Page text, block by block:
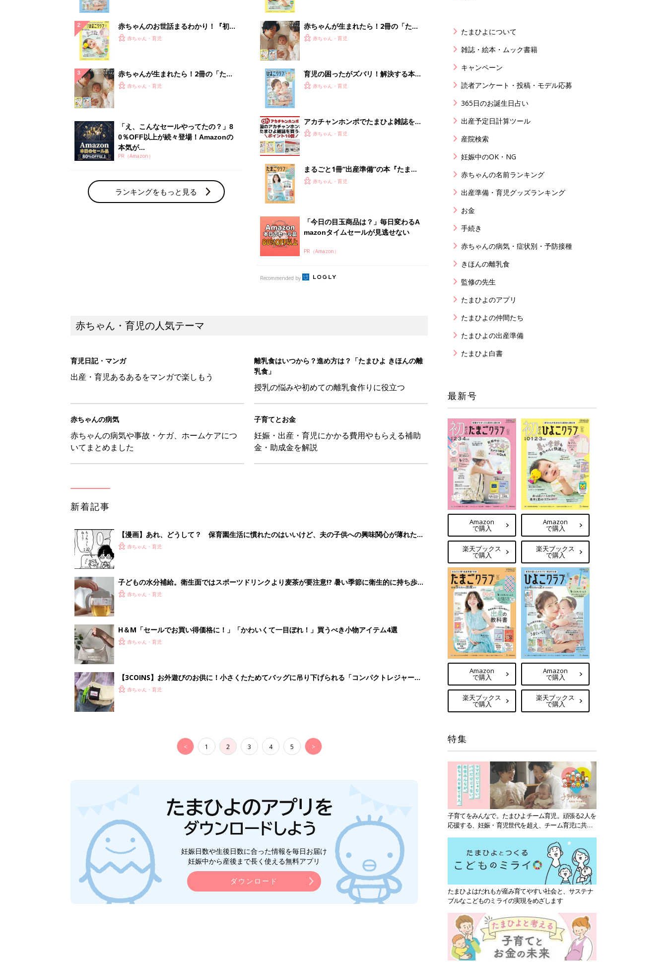
赤ちゃんのお世話まるわかり！『初め
てのひよこクラブ 夏号』〈巻頭大特
赤ちゃん・育児
赤ちゃんが生まれたら！2冊の「たま
ひよ」
赤ちゃん・育児
「え、こんなセールやってたの？」8
0％OFF以上が続々登場！Amazonの
本気が...
PR（Amazon）
ランキングをもっと見る
赤ちゃんが生まれたら！2冊の「たま
ひよ」
赤ちゃん・育児
育児の困ったがズバリ！解決する本
『ひよこクラブ 夏号』 4カ月～2才
赤ちゃん・育児
アカチャンホンポでたまひよ雑誌を買
うとポイント10倍【期間限定】
赤ちゃん・育児
まるごと1冊“出産準備”の本『たまご
クラブ 夏号』〈スペシャル大特集〉
赤ちゃん・育児
「今日の目玉商品は？」毎日変わるA
mazonタイムセールが見逃せない
PR（Amazon）
Recommended by
赤ちゃん・育児の人気テーマ
育児日記・マンガ
出産・育児あるあるをマンガで楽しもう
離乳食はいつから？進め方は？「たまひよ きほんの離
乳食」
授乳の悩みや初めての離乳食作りに役立つ
赤ちゃんの病気
赤ちゃんの病気や事故・ケガ、ホームケアにつ
いてまとめました
子育てとお金
妊娠・出産・育児にかかる費用やもらえる補助
金・助成金を解説
新着記事
【漫画】あれ、どうして？ 保育園生活に慣れたのはいいけど、夫の子供への興味関心が薄れた気
がする……！『ふうふう子育て ＃91』
赤ちゃん・育児
子どもの水分補給。衛生面ではスポーツドリンクより麦茶が要注意!? 暑い季節に衛生的に持ち歩
く3つのコツとは？【専門家監修】
赤ちゃん・育児
H＆М「セールでお買い得価格に！」「かわいくて一目ぼれ！」買うべき小物アイテム4選
赤ちゃん・育児
【3COINS】お外遊びのお供に！小さくたためてバッグに吊り下げられる「コンパクトレジャーシ
ート」
赤ちゃん・育児
< 1 2 3 4 5 >
妊娠日数や生後日数に合った情報を毎日お届け
妊娠中から産後まで長く使える無料アプリ
ダウンロード
たまひよについて
雑誌・絵本・ムック書籍
キャンペーン
読者アンケート・投稿・モデル応募
365日のお誕生日占い
出産予定日計算ツール
産院検索
妊娠中のOK・NG
赤ちゃんの名前ランキング
出産準備・育児グッズランキング
お金
手続き
赤ちゃんの病気・症状別・予防接種
きほんの離乳食
監修の先生
たまひよのアプリ
たまひよの仲間たち
たまひよの出産準備
たまひよ白書
最新号
Amazon
で購入
楽天ブックス
で購入
Amazon
で購入
楽天ブックス
で購入
Amazon
で購入
楽天ブックス
で購入
Amazon
で購入
楽天ブックス
で購入
特集
子育てをみんなで。たまひよチーム育児。頑張る2人を
応援する、妊娠・育児世代を超え、チーム育児に共感
たまひよはだれもが産み育てやすい社会と、サステナ
ブルなこどものミライの実現をめざします